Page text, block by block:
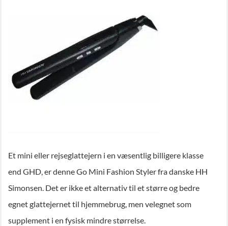
Et mini eller rejseglattejern i en væsentlig billigere klasse
end GHD, er denne Go Mini Fashion Styler fra danske HH
Simonsen. Det er ikke et alternativ til et større og bedre
egnet glattejernet til hjemmebrug, men velegnet som
supplement i en fysisk mindre størrelse.